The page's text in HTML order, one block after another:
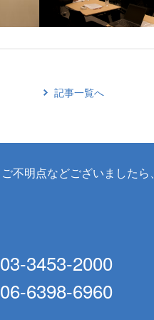
記事一覧へ
ご不明点などございましたら、
03-3453-2000
06-6398-6960